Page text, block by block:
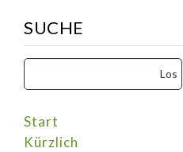
SUCHE
Start
Kürzlich